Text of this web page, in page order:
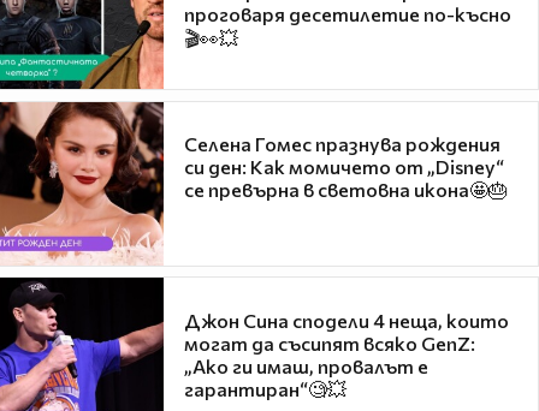
проговаря десетилетие по-късно
🎬👀💥
Селена Гомес празнува рождения
си ден: Как момичето от „Disney“
се превърна в световна икона🤩🎂
Джон Сина сподели 4 неща, които
могат да съсипят всяко GenZ:
„Ако ги имаш, провалът е
гарантиран“🧐💥